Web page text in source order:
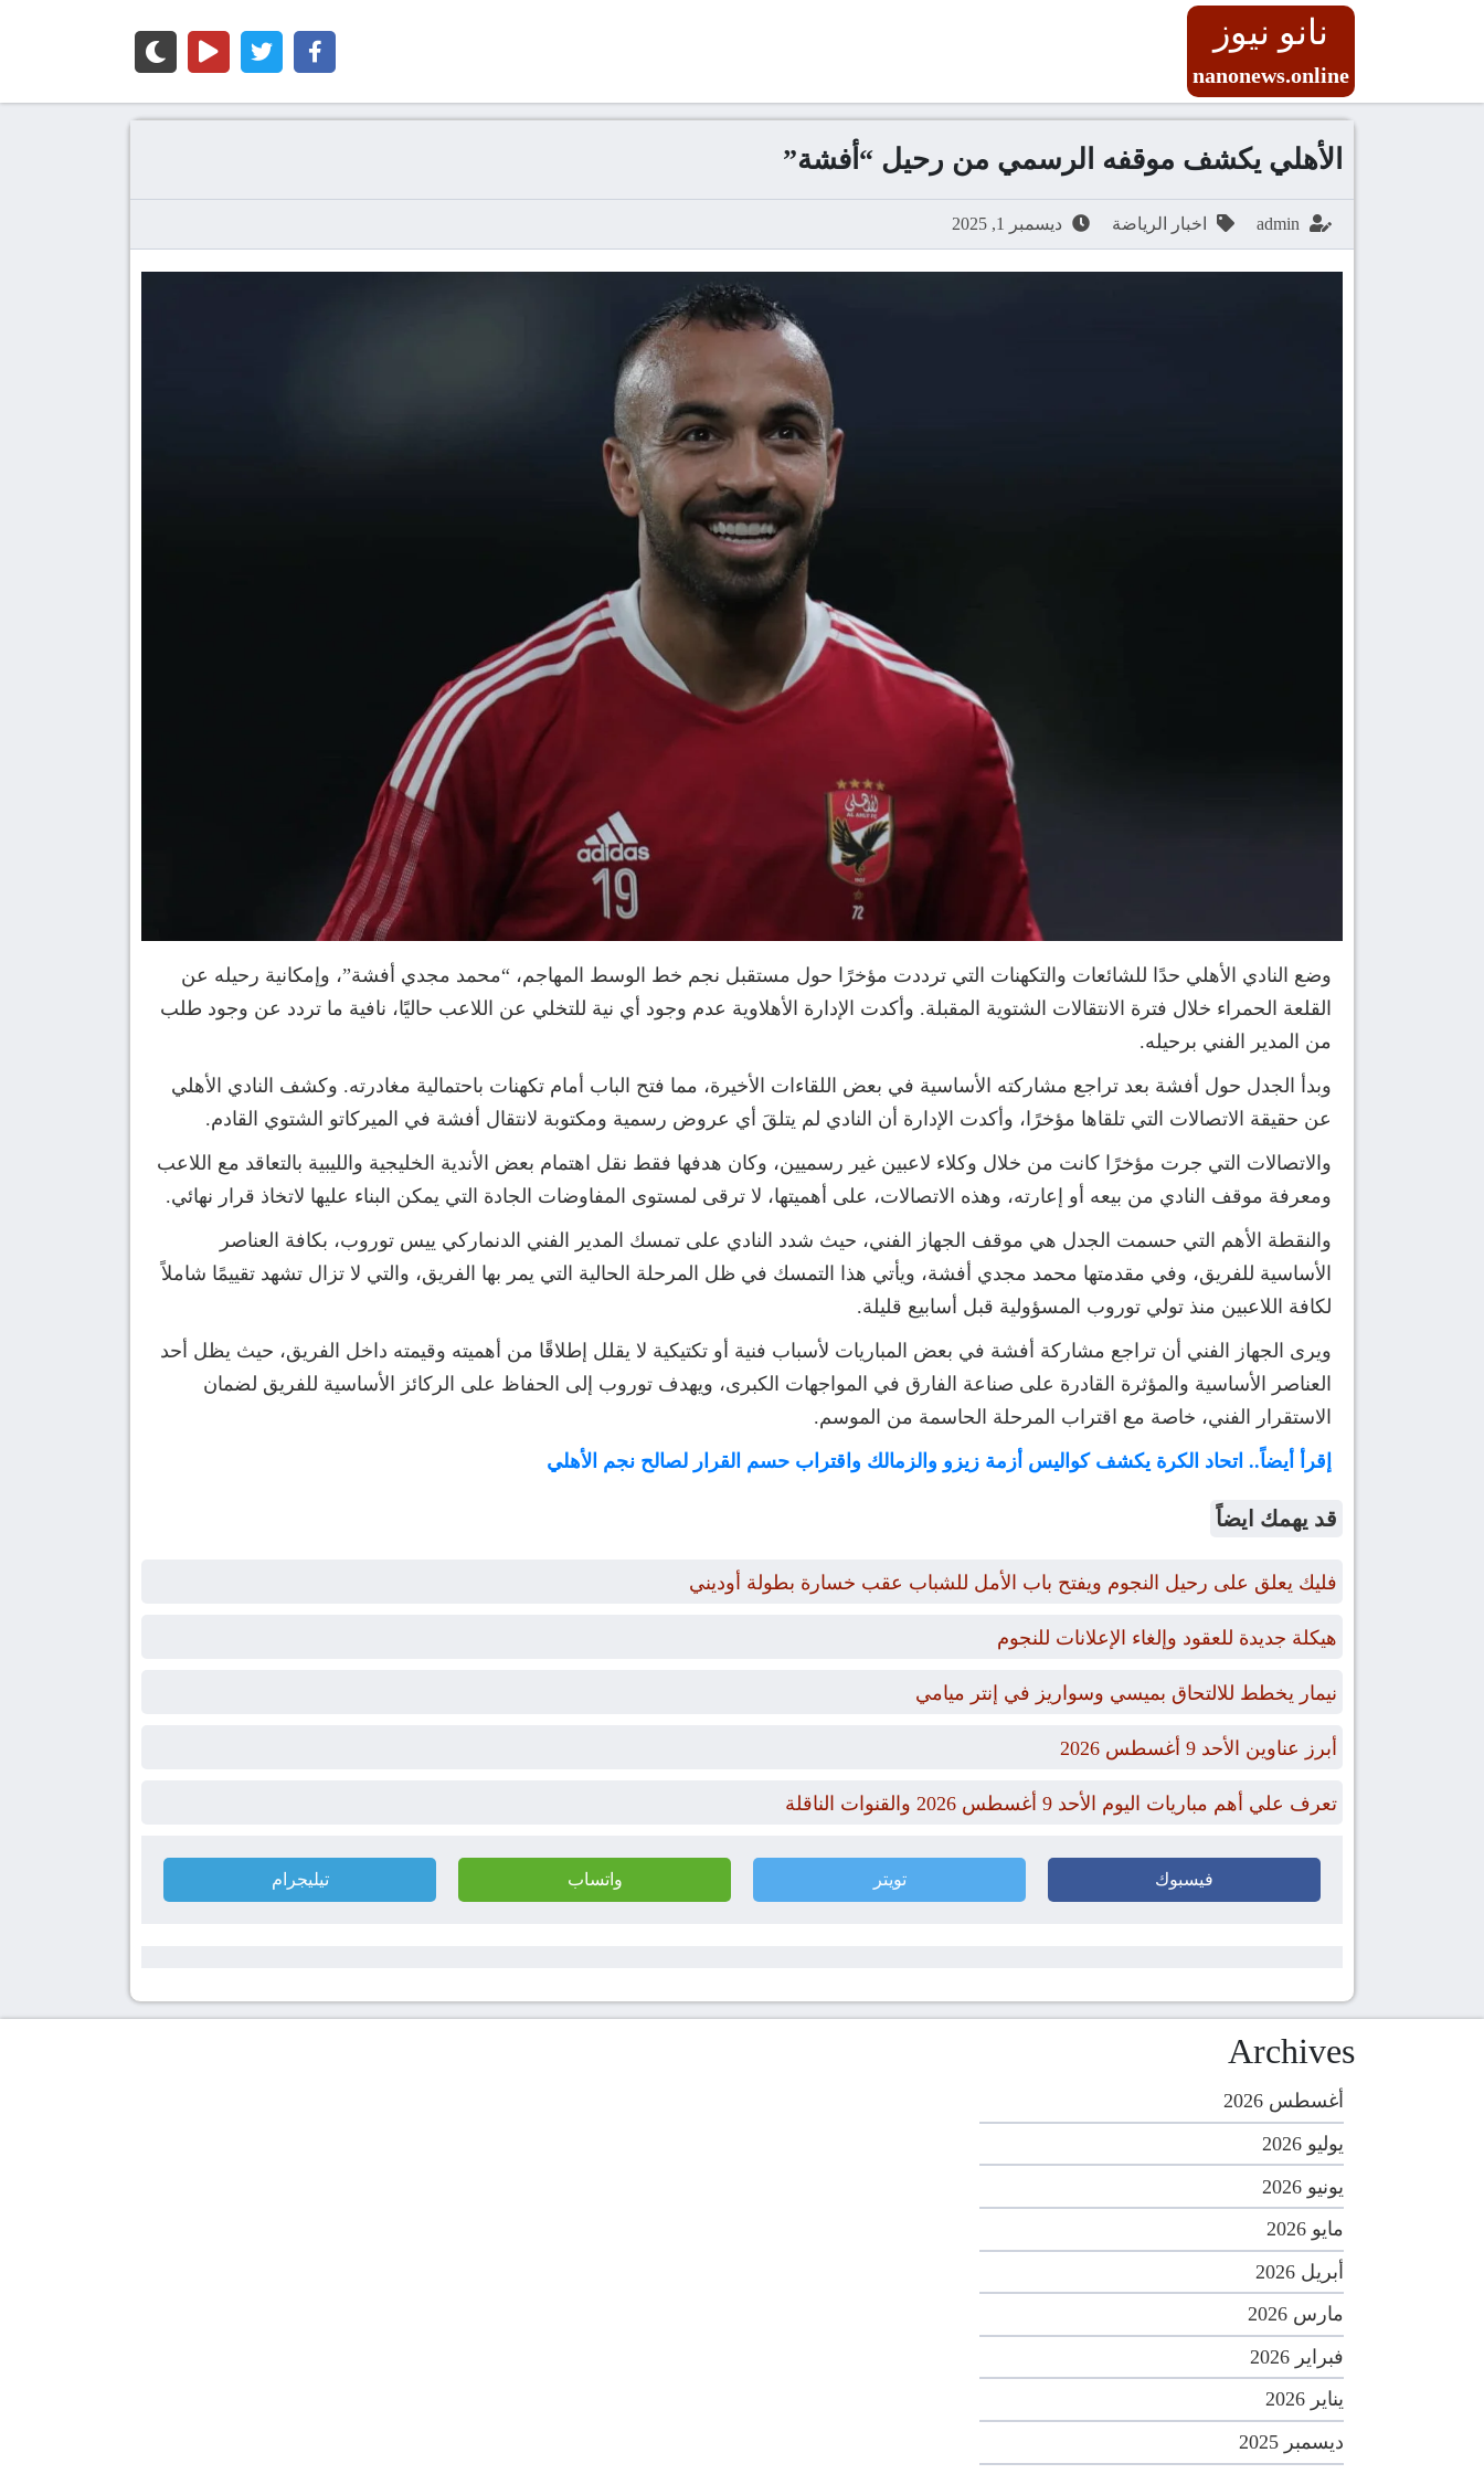
نانو نيوز
nanonews.online
الأهلي يكشف موقفه الرسمي من رحيل “أفشة”
admin اخبار الرياضة ديسمبر 1, 2025
وضع النادي الأهلي حدًا للشائعات والتكهنات التي ترددت مؤخرًا حول مستقبل نجم خط الوسط المهاجم، “محمد مجدي أفشة”، وإمكانية رحيله عن
القلعة الحمراء خلال فترة الانتقالات الشتوية المقبلة. وأكدت الإدارة الأهلاوية عدم وجود أي نية للتخلي عن اللاعب حاليًا، نافية ما تردد عن وجود طلب
من المدير الفني برحيله.
وبدأ الجدل حول أفشة بعد تراجع مشاركته الأساسية في بعض اللقاءات الأخيرة، مما فتح الباب أمام تكهنات باحتمالية مغادرته. وكشف النادي الأهلي
عن حقيقة الاتصالات التي تلقاها مؤخرًا، وأكدت الإدارة أن النادي لم يتلقَ أي عروض رسمية ومكتوبة لانتقال أفشة في الميركاتو الشتوي القادم.
والاتصالات التي جرت مؤخرًا كانت من خلال وكلاء لاعبين غير رسميين، وكان هدفها فقط نقل اهتمام بعض الأندية الخليجية والليبية بالتعاقد مع اللاعب
ومعرفة موقف النادي من بيعه أو إعارته، وهذه الاتصالات، على أهميتها، لا ترقى لمستوى المفاوضات الجادة التي يمكن البناء عليها لاتخاذ قرار نهائي.
والنقطة الأهم التي حسمت الجدل هي موقف الجهاز الفني، حيث شدد النادي على تمسك المدير الفني الدنماركي ييس توروب، بكافة العناصر
الأساسية للفريق، وفي مقدمتها محمد مجدي أفشة، ويأتي هذا التمسك في ظل المرحلة الحالية التي يمر بها الفريق، والتي لا تزال تشهد تقييمًا شاملاً
لكافة اللاعبين منذ تولي توروب المسؤولية قبل أسابيع قليلة.
ويرى الجهاز الفني أن تراجع مشاركة أفشة في بعض المباريات لأسباب فنية أو تكتيكية لا يقلل إطلاقًا من أهميته وقيمته داخل الفريق، حيث يظل أحد
العناصر الأساسية والمؤثرة القادرة على صناعة الفارق في المواجهات الكبرى، ويهدف توروب إلى الحفاظ على الركائز الأساسية للفريق لضمان
الاستقرار الفني، خاصة مع اقتراب المرحلة الحاسمة من الموسم.
إقرأ أيضاً.. اتحاد الكرة يكشف كواليس أزمة زيزو والزمالك واقتراب حسم القرار لصالح نجم الأهلي
قد يهمك ايضاً
فليك يعلق على رحيل النجوم ويفتح باب الأمل للشباب عقب خسارة بطولة أوديني
هيكلة جديدة للعقود وإلغاء الإعلانات للنجوم
نيمار يخطط للالتحاق بميسي وسواريز في إنتر ميامي
أبرز عناوين الأحد 9 أغسطس 2026
تعرف علي أهم مباريات اليوم الأحد 9 أغسطس 2026 والقنوات الناقلة
فيسبوك تويتر واتساب تيليجرام
Archives
أغسطس 2026
يوليو 2026
يونيو 2026
مايو 2026
أبريل 2026
مارس 2026
فبراير 2026
يناير 2026
ديسمبر 2025